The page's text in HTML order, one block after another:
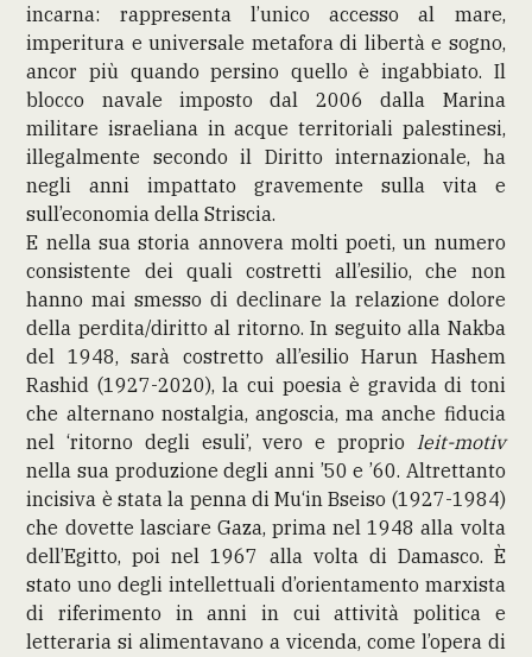
incarna: rappresenta l’unico accesso al mare,
imperitura e universale metafora di libertà e sogno,
ancor più quando persino quello è ingabbiato. Il
blocco navale imposto dal 2006 dalla Marina
militare israeliana in acque territoriali palestinesi,
illegalmente secondo il Diritto internazionale, ha
negli anni impattato gravemente sulla vita e
sull’economia della Striscia.
E nella sua storia annovera molti poeti, un numero
consistente dei quali costretti all’esilio, che non
hanno mai smesso di declinare la relazione dolore
della perdita/diritto al ritorno. In seguito alla Nakba
del 1948, sarà costretto all’esilio Harun Hashem
Rashid (1927-2020), la cui poesia è gravida di toni
che alternano nostalgia, angoscia, ma anche fiducia
nel ‘ritorno degli esuli’, vero e proprio leit-motiv
nella sua produzione degli anni ’50 e ’60. Altrettanto
incisiva è stata la penna di Mu‘in Bseiso (1927-1984)
che dovette lasciare Gaza, prima nel 1948 alla volta
dell’Egitto, poi nel 1967 alla volta di Damasco. È
stato uno degli intellettuali d’orientamento marxista
di riferimento in anni in cui attività politica e
letteraria si alimentavano a vicenda, come l’opera di